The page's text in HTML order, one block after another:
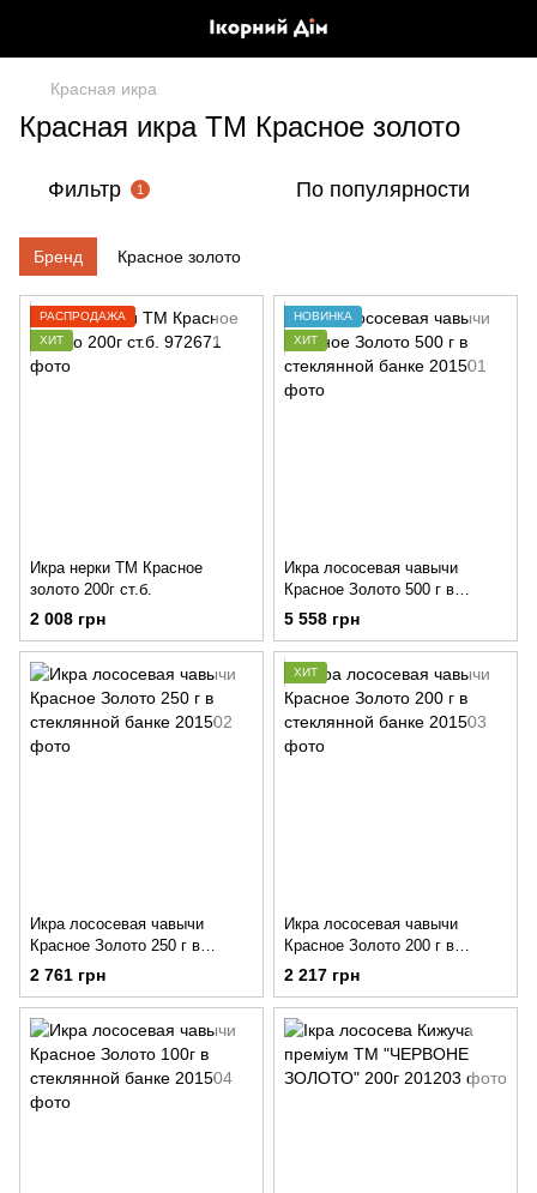
Красная икра
Красная икра ТМ Красное золото
Фильтр 1 По популярности
Бренд Красное золото
РАСПРОДАЖА
ХИТ
Икра нерки ТМ Красное
золото 200г ст.б.
2 008 грн
НОВИНКА
ХИТ
Икра лососевая чавычи
Красное Золото 500 г в
стеклянной банке
5 558 грн
Икра лососевая чавычи
Красное Золото 250 г в
стеклянной банке
2 761 грн
ХИТ
Икра лососевая чавычи
Красное Золото 200 г в
стеклянной банке
2 217 грн